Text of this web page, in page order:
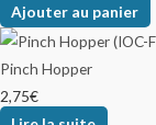
Ajouter au panier
Pinch Hopper
2,75€